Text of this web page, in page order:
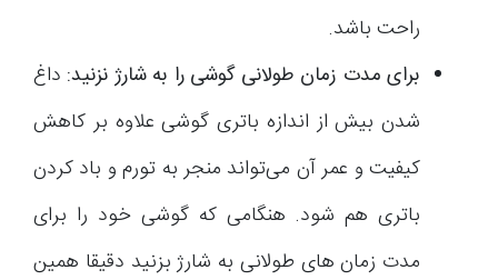
راحت باشد.
برای مدت زمان طولانی گوشی را به شارژ نزنید: داغ
شدن بیش از اندازه باتری گوشی علاوه بر کاهش
کیفیت و عمر آن می‌تواند منجر به تورم و باد کردن
باتری هم شود. هنگامی که گوشی خود را برای
مدت زمان های طولانی به شارژ بزنید دقیقا همین